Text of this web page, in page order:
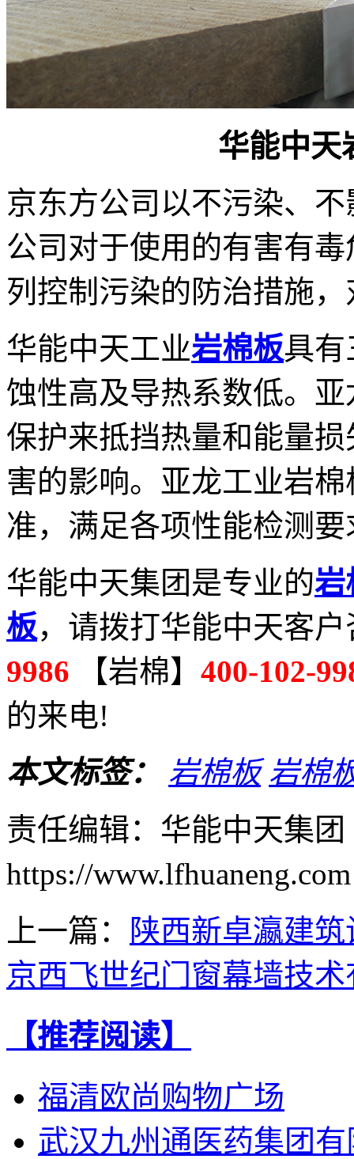
华能中天
京东方公司以不污染、
公司对于使用的有害有
列控制污染的防治措施
华能中天工业岩棉板具
蚀性高及导热系数低。
保护来抵挡热量和能量
害的影响。亚龙工业岩
准，满足各项性能检测要
华能中天集团是专业的岩
板，请拨打华能中天客
9986
【岩棉】 400-102-
的来电!
本文标签： 岩棉板 岩棉
责任编辑：华能中天集团
https://
上一篇：
陕西新卓瀛建
京西飞世纪门窗幕墙技
【推荐阅读】
福清欧尚购物广场
武汉九州通医药集团